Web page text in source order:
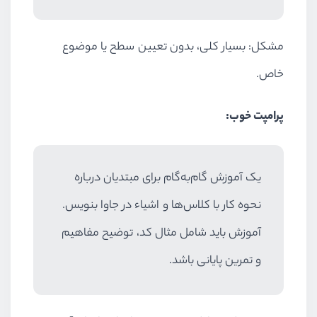
مشکل: بسیار کلی، بدون تعیین سطح یا موضوع
خاص.
پرامپت خوب:
یک آموزش گام‌به‌گام برای مبتدیان درباره
نحوه کار با کلاس‌ها و اشیاء در جاوا بنویس.
آموزش باید شامل مثال کد، توضیح مفاهیم
و تمرین پایانی باشد.